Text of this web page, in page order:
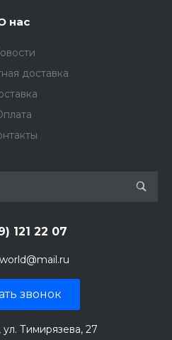
нас
доставка
121 22 07
звонок
Тимирязева, 27